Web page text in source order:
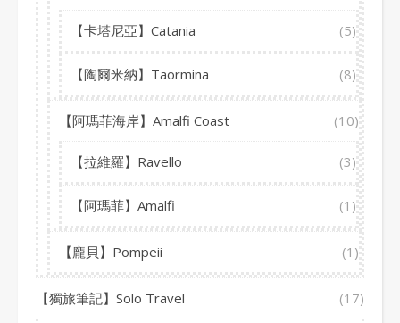
【卡塔尼亞】Catania (5)
【陶爾米納】Taormina (8)
【阿瑪菲海岸】Amalfi Coast (10)
【拉維羅】Ravello (3)
【阿瑪菲】Amalfi (1)
【龐貝】Pompeii (1)
【獨旅筆記】Solo Travel (17)